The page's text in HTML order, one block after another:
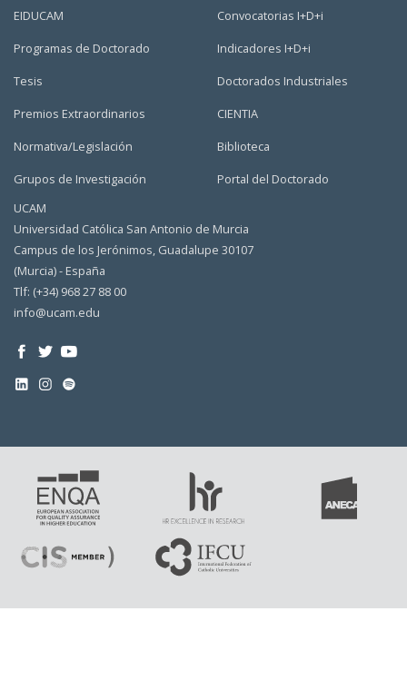
EIDUCAM
Programas de Doctorado
Tesis
Premios Extraordinarios
Normativa/Legislación
Grupos de Investigación
Convocatorias I+D+i
Indicadores I+D+i
Doctorados Industriales
CIENTIA
Biblioteca
Portal del Doctorado
UCAM
Universidad Católica San Antonio de Murcia
Campus de los Jerónimos, Guadalupe 30107
(Murcia) - España
Tlf: (+34) 968 27 88 00
info@ucam.edu